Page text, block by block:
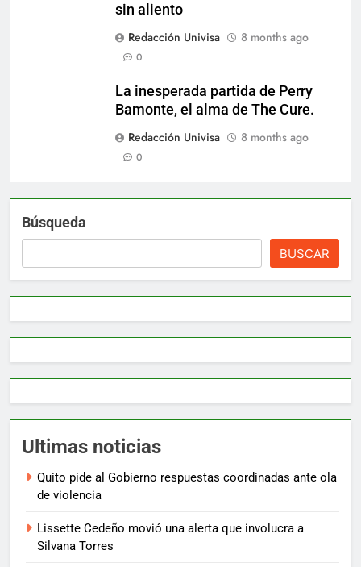
sin aliento
Redacción Univisa
8 months ago
0
La inesperada partida de Perry
Bamonte, el alma de The Cure.
Redacción Univisa
8 months ago
0
Búsqueda
BUSCAR
Ultimas noticias
Quito pide al Gobierno respuestas coordinadas ante ola
de violencia
Lissette Cedeño movió una alerta que involucra a
Silvana Torres